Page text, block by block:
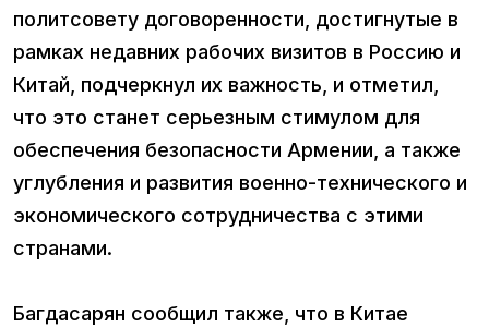
политсовету договоренности, достигнутые в
рамках недавних рабочих визитов в Россию и
Китай, подчеркнул их важность, и отметил,
что это станет серьезным стимулом для
обеспечения безопасности Армении, а также
углубления и развития военно-технического и
экономического сотрудничества с этими
странами.
Багдасарян сообщил также, что в Китае